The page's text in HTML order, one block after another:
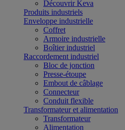
Découvrir Keva
Produits industriels
Enveloppe industrielle
Coffret
Armoire industrielle
Boîtier industriel
Raccordement industriel
Bloc de jonction
Presse-étoupe
Embout de câblage
Connecteur
Conduit flexible
Transformateur et alimentation
Transformateur
Alimentation